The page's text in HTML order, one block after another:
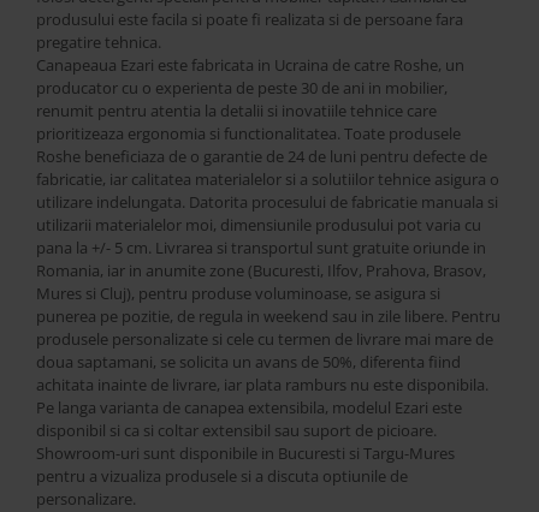
produsului este facila si poate fi realizata si de persoane fara
pregatire tehnica.
Canapeaua Ezari este fabricata in Ucraina de catre Roshe, un
producator cu o experienta de peste 30 de ani in mobilier,
renumit pentru atentia la detalii si inovatiile tehnice care
prioritizeaza ergonomia si functionalitatea. Toate produsele
Roshe beneficiaza de o garantie de 24 de luni pentru defecte de
fabricatie, iar calitatea materialelor si a solutiilor tehnice asigura o
utilizare indelungata. Datorita procesului de fabricatie manuala si
utilizarii materialelor moi, dimensiunile produsului pot varia cu
pana la +/- 5 cm. Livrarea si transportul sunt gratuite oriunde in
Romania, iar in anumite zone (Bucuresti, Ilfov, Prahova, Brasov,
Mures si Cluj), pentru produse voluminoase, se asigura si
punerea pe pozitie, de regula in weekend sau in zile libere. Pentru
produsele personalizate si cele cu termen de livrare mai mare de
doua saptamani, se solicita un avans de 50%, diferenta fiind
achitata inainte de livrare, iar plata ramburs nu este disponibila.
Pe langa varianta de canapea extensibila, modelul Ezari este
disponibil si ca si coltar extensibil sau suport de picioare.
Showroom-uri sunt disponibile in Bucuresti si Targu-Mures
pentru a vizualiza produsele si a discuta optiunile de
personalizare.